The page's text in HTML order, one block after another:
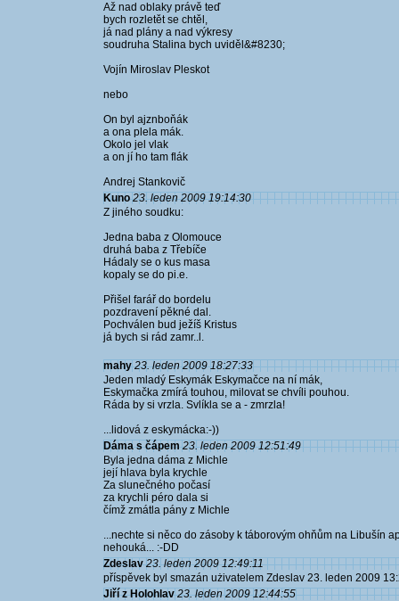
Až nad oblaky právě teď
bych rozletět se chtěl,
já nad plány a nad výkresy
soudruha Stalina bych uviděl&#8230;
Vojín Miroslav Pleskot
nebo
On byl ajznboňák
a ona plela mák.
Okolo jel vlak
a on jí ho tam flák
Andrej Stankovič
Kuno 23. leden 2009 19:14:30
Z jiného soudku:
Jedna baba z Olomouce
druhá baba z Třebíče
Hádaly se o kus masa
kopaly se do pi.e.
Přišel farář do bordelu
pozdravení pěkné dal.
Pochválen bud ježíš Kristus
já bych si rád zamr..l.
mahy 23. leden 2009 18:27:33
Jeden mladý Eskymák Eskymačce na ní mák,
Eskymačka zmírá touhou, milovat se chvíli pouhou.
Ráda by si vrzla. Svlíkla se a - zmrzla!
...lidová z eskymácka:-))
Dáma s čápem 23. leden 2009 12:51:49
Byla jedna dáma z Michle
její hlava byla krychle
Za slunečného počasí
za krychli péro dala si
čímž zmátla pány z Michle
...nechte si něco do zásoby k táborovým ohňům na Libušín
nehouká... :-DD
Zdeslav 23. leden 2009 12:49:11
příspěvek byl smazán użivatelem Zdeslav 23. leden 2009
Jiří z Holohlav 23. leden 2009 12:44:55